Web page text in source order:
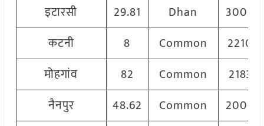
इटारसी
29.81 Dhan
3000
कटनी
8 Common
2210
मोहगांव
82 Common
2183
नैनपुर
48.62 Common
2000